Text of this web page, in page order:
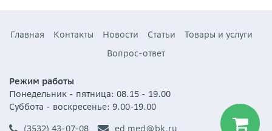
Главная Контакты Новости Статьи
Товары и услуги
Вопрос-ответ
Режим работы
Понедельник - пятница: 08.15 - 19.00
Суббота - воскресенье: 9.00-19.00
(3532) 43-07-08
ed_med@bk.ru